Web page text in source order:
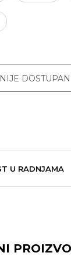
DOSTUPAN
U RADNJAMA